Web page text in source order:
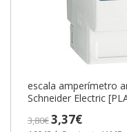
escala amperímetro
Schneider Electric
3,80€3,37€